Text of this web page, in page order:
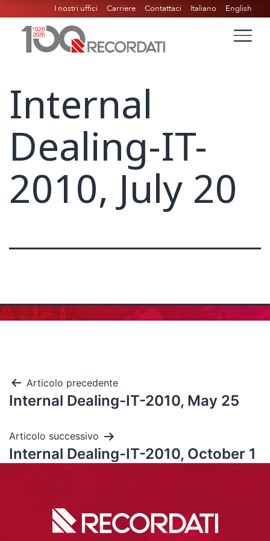
I nostri uffici Carriere Contattaci Italiano English
Internal
Dealing-IT-
2010, July 20
Articolo precedente
Internal Dealing-IT-2010, May 25
Articolo successivo
Internal Dealing-IT-2010, October 1